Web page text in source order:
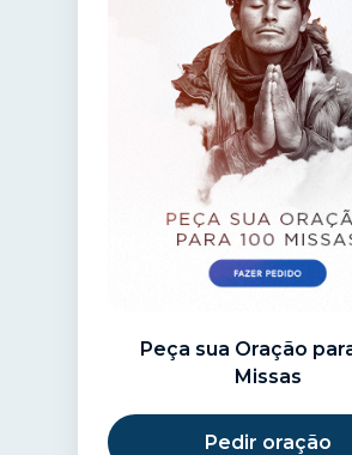
Peça sua Oração
Missas
Pedir oração